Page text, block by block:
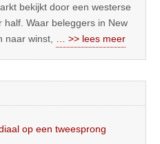
bekijkt door een westerse
Waar beleggers in New
naar winst, … >> lees meer
# 108: AI mondiaal op een tweesprong